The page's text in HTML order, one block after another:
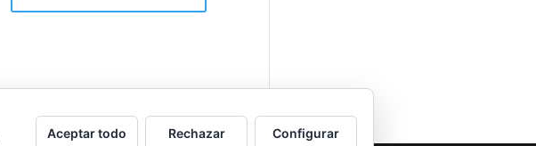
Aceptar todo Rechazar Configurar